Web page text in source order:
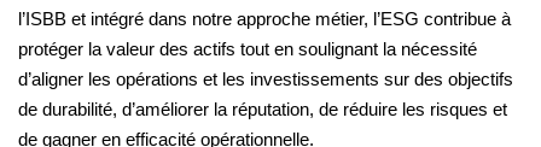
l’ISBB et intégré dans notre approche métier, l’ESG contribue à
protéger la valeur des actifs tout en soulignant la nécessité
d’aligner les opérations et les investissements sur des objectifs
de durabilité, d’améliorer la réputation, de réduire les risques et
de gagner en efficacité opérationnelle.